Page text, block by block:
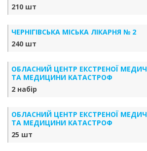
210 шт
ЧЕРНІГІВСЬКА МІСЬКА ЛІКАРНЯ № 2
240 шт
ОБЛАСНИЙ ЦЕНТР ЕКСТРЕНОЇ
ТА МЕДИЦИНИ КАТАСТРОФ
2 набір
ОБЛАСНИЙ ЦЕНТР ЕКСТРЕНОЇ
ТА МЕДИЦИНИ КАТАСТРОФ
25 шт